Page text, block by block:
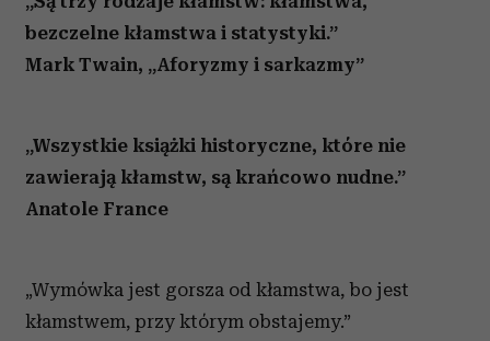
bezczelne kłamstwa i statystyki.”
Mark Twain, „Aforyzmy i sarkazmy”
„Wszystkie książki historyczne, które nie
zawierają kłamstw, są krańcowo nudne.”
Anatole France
„Wymówka jest gorsza od kłamstwa, bo jest
kłamstwem, przy którym obstajemy.”